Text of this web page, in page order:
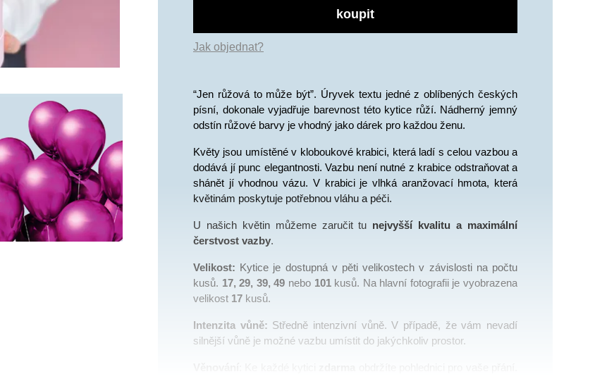
koupit
Jak objednat?
“Jen růžová to může být”. Úryvek textu jedné z oblíbených českých
písní, dokonale vyjadřuje barevnost této kytice růží. Nádherný jemný
odstín růžové barvy je vhodný jako dárek pro každou ženu.
Květy jsou umístěné v kloboukové krabici, která ladí s celou vazbou a
dodává jí punc elegantnosti. Vazbu není nutné z krabice odstraňovat a
shánět jí vhodnou vázu. V krabici je vlhká aranžovací hmota, která
květinám poskytuje potřebnou vláhu a péči.
U našich květin můžeme zaručit tu nejvyšší kvalitu a maximální
čerstvost vazby.
Velikost: Kytice je dostupná v pěti velikostech v závislosti na počtu
kusů. 17, 29, 39, 49 nebo 101 kusů. Na hlavní fotografii je vyobrazena
velikost 17 kusů.
Intenzita vůně: Středně intenzivní vůně. V případě, že vám nevadí
silnější vůně je možné vazbu umístit do jakýchkoliv prostor.